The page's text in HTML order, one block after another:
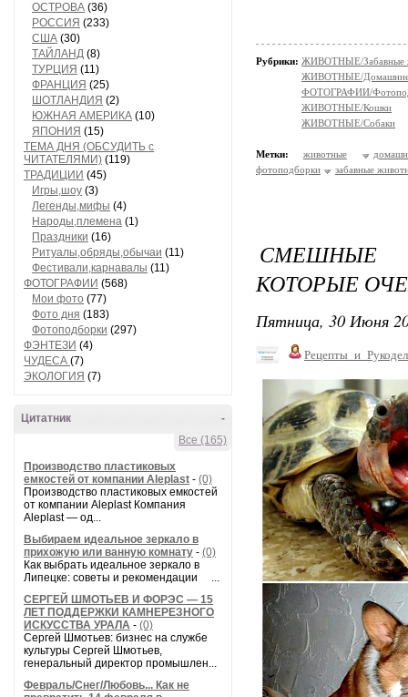
ОСТРОВА (36)
РОССИЯ (233)
США (30)
ТАЙЛАНД (8)
ТУРЦИЯ (11)
ФРАНЦИЯ (25)
ШОТЛАНДИЯ (2)
ЮЖНАЯ АМЕРИКА (10)
ЯПОНИЯ (15)
ТЕМА ДНЯ (ОБСУДИТЬ с
ЧИТАТЕЛЯМИ) (119)
ТРАДИЦИИ (45)
Игры,шоу (3)
Легенды,мифы (4)
Народы,племена (1)
Праздники (16)
Ритуалы,обряды,обычаи (11)
Фестивали,карнавалы (11)
ФОТОГРАФИИ (568)
Мои фото (77)
Фото дня (183)
Фотоподборки (297)
ФЭНТЕЗИ (4)
ЧУДЕСА (7)
ЭКОЛОГИЯ (7)
-
Цитатник
Все (165)
Производство пластиковых
емкостей от компании Aleplast - (0)
Производство пластиковых емкостей
от компании Aleplast Компания
Aleplast — од...
Выбираем идеальное зеркало в
прихожую или ванную комнату - (0)
Как выбрать идеальное зеркало в
Липецке: советы и рекомендации ...
СЕРГЕЙ ШМОТЬЕВ И ФОРЭС — 15
ЛЕТ ПОДДЕРЖКИ КАМНЕРЕЗНОГО
ИСКУССТВА УРАЛА - (0)
Сергей Шмотьев: бизнес на службе
культуры Сергей Шмотьев,
генеральный директор промышлен...
Февраль/Снег/Любовь... Как не
Рубрики: ЖИВОТНЫЕ/Забавные
ЖИВОТНЫЕ/Домашние
ФОТОГРАФИИ/
ЖИВОТНЫЕ/Кошки
ЖИВОТНЫЕ/Собаки
Метки: животные
фотоподборки
забавные
СМЕШНЫЕ
КОТОРЫЕ
Пятница, 30 Июня